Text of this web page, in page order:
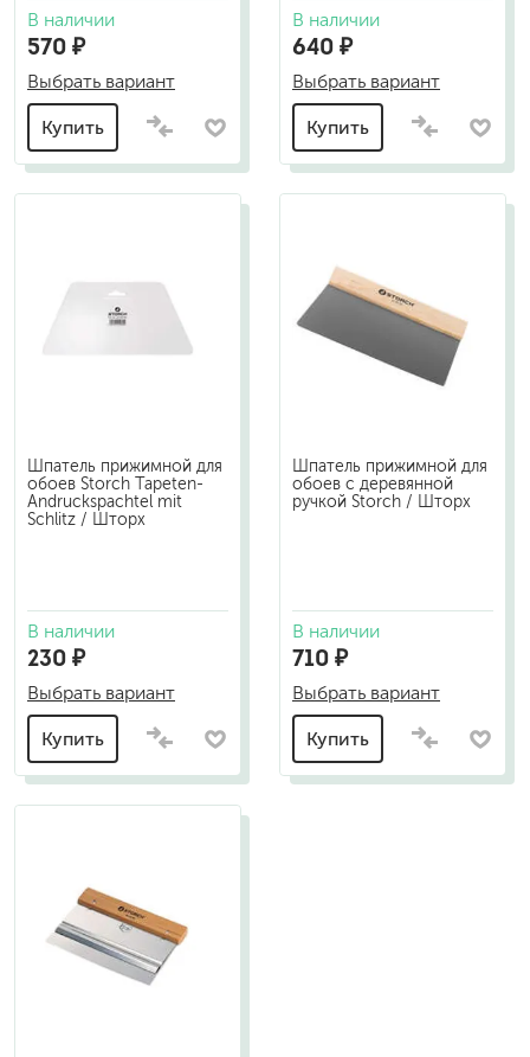
В наличии
570 ₽
Выбрать вариант
Купить
В наличии
640 ₽
Выбрать вариант
Купить
Шпатель прижимной для
обоев Storch Tapeten-
Andruckspachtel mit
Schlitz / Шторх
В наличии
230 ₽
Выбрать вариант
Купить
Шпатель прижимной для
обоев с деревянной
ручкой Storch / Шторх
В наличии
710 ₽
Выбрать вариант
Купить